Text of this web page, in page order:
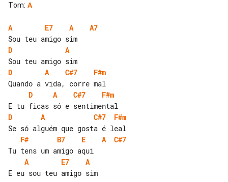
Tom: A
A E7 A
A7
D
A
D
A C#7
F#m
D
A C#7
F#m
D
A C#7
F#m
F#
B7 E A
C#7
A
E7
A
E eu sou teu amigo sim